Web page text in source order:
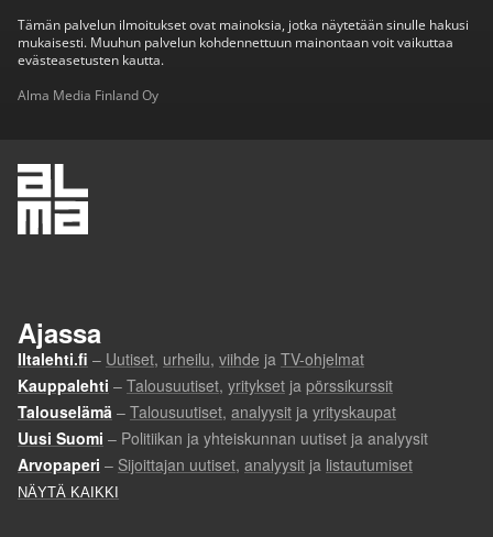
Tämän palvelun ilmoitukset ovat mainoksia, jotka näytetään sinulle hakusi
mukaisesti. Muuhun palvelun kohdennettuun mainontaan voit vaikuttaa
evästeasetusten kautta.
Alma Media Finland Oy